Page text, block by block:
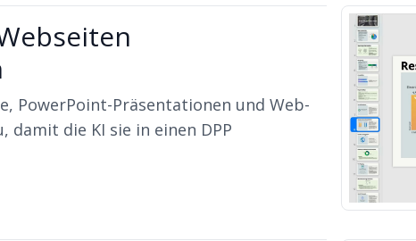
PowerPoint-Präsentationen und Web-
damit die KI sie in einen DPP